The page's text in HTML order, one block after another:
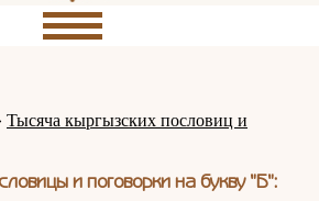
Тысяча кыргызских пословиц и
и поговорки на букву "Б":